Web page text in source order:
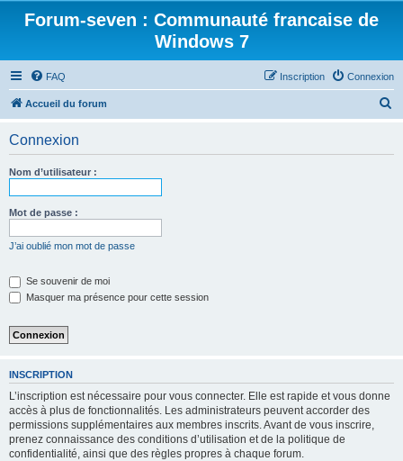
Forum-seven : Communauté francaise de
Windows 7
FAQ Connexion
Inscription
Accueil du forum
Connexion
Nom d’utilisateur :
Mot de passe :
J’ai oublié mon mot de passe
Se souvenir de moi
Masquer ma présence pour cette session
INSCRIPTION
L’inscription est nécessaire pour vous connecter. Elle est rapide et vous donne
accès à plus de fonctionnalités. Les administrateurs peuvent accorder des
permissions supplémentaires aux membres inscrits. Avant de vous inscrire,
prenez connaissance des conditions d’utilisation et de la politique de
confidentialité, ainsi que des règles propres à chaque forum.